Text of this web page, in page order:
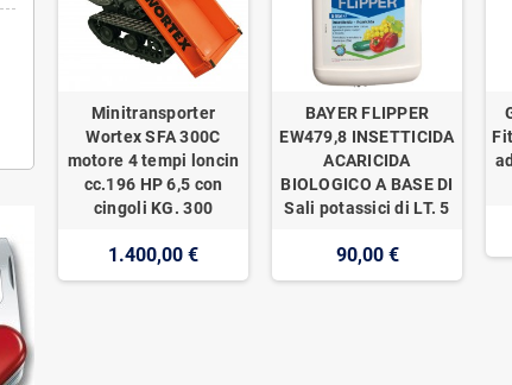
Minitransporter
Wortex SFA 300C
motore 4 tempi loncin
cc.196 HP 6,5 con
cingoli KG. 300
1.400,00 €
BAYER FLIPPER
EW479,8 INSETTICIDA
ACARICIDA
BIOLOGICO A BASE DI
Sali potassici di LT. 5
90,00 €